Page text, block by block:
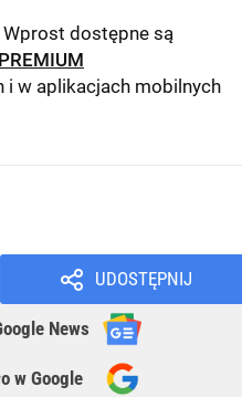
dostępne są
i w aplikacjach mobilnych
UDOSTĘPNIJ
News
w Google